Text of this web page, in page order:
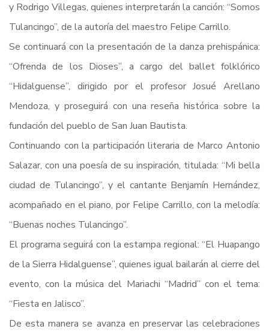
y Rodrigo Villegas, quienes interpretarán la canción: “Somos
Tulancingo”, de la autoría del maestro Felipe Carrillo.
Se continuará con la presentación de la danza prehispánica:
“Ofrenda de los Dioses”, a cargo del ballet folklórico
“Hidalguense”, dirigido por el profesor Josué Arellano
Mendoza, y proseguirá con una reseña histórica sobre la
fundación del pueblo de San Juan Bautista.
Continuando con la participación literaria de Marco Antonio
Salazar, con una poesía de su inspiración, titulada: “Mi bella
ciudad de Tulancingo”, y el cantante Benjamín Hernández,
acompañado en el piano, por Felipe Carrillo, con la melodía:
“Buenas noches Tulancingo”.
El programa seguirá con la estampa regional: “El Huapango
de la Sierra Hidalguense”, quienes igual bailarán al cierre del
evento, con la música del Mariachi “Madrid” con el tema:
“Fiesta en Jalisco”.
De esta manera se avanza en preservar las celebraciones